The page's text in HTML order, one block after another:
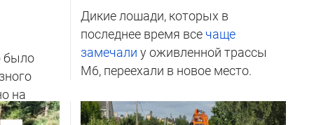
было
на
Дикие лошади, которых в
последнее время все чаще
замечали у оживленной трассы
М6, переехали в новое место.